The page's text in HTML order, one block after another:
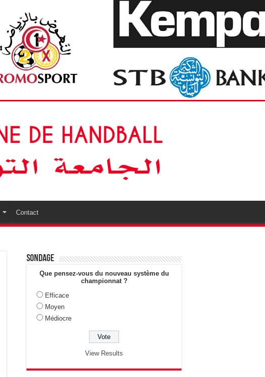
Contact
Sondage
Que pensez-vous du nouveau système du
championnat ?
Efficace
Moyen
Médiocre
View Results